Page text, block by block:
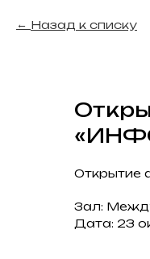
Назад к списку
Открытие
Зал:
Дата: 23